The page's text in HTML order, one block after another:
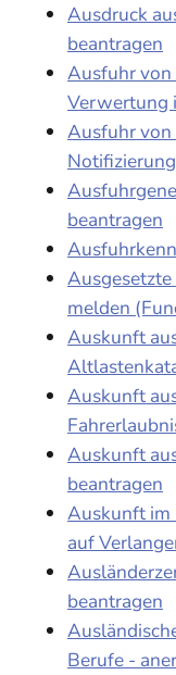
Ausdruck
beantragen
Ausfuhr
Verwertung
Ausfuhr
beantragen
melden
Auskunft
Auskunft
Auskunft
beantragen
Auskunft im
auf
beantragen
Berufe -